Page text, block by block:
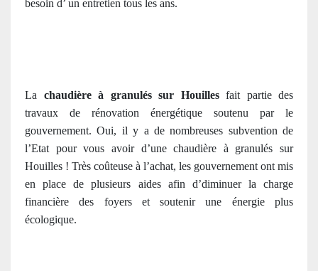
besoin d’ un entretien tous les ans.
La chaudière à granulés sur Houillesfait partie des
travaux de rénovation énergétique soutenu par le
gouvernement. Oui, il y a de nombreuses subvention de
l’Etat pour vous avoir d’une chaudière à granulés sur
Houilles ! Très coûteuse à l’achat, les gouvernement ont mis
en place de plusieurs aides afin d’diminuer la charge
financière des foyers et soutenir une énergie plus
écologique.